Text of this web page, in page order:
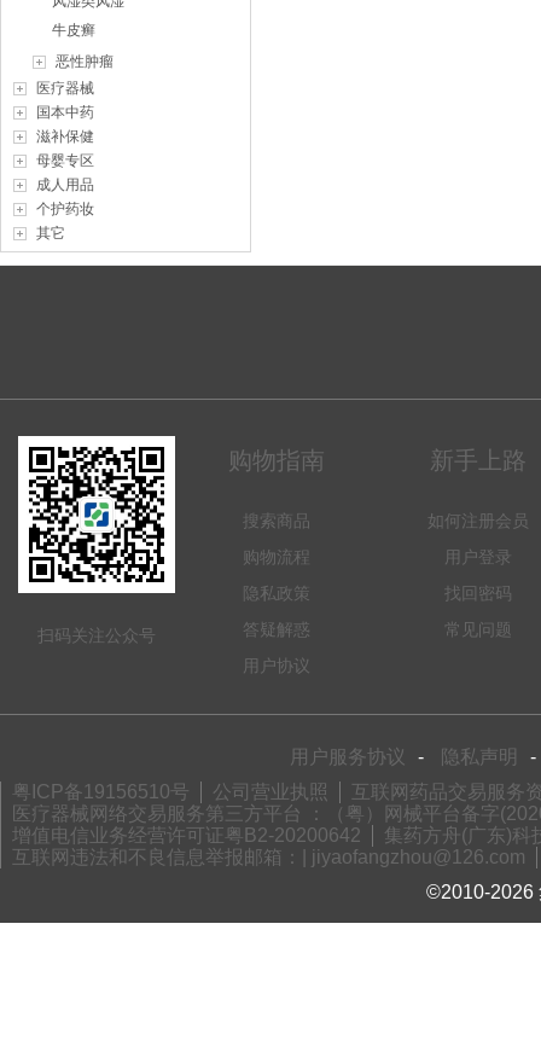
牛皮癣
恶性肿瘤
医疗器械
国本中药
滋补保健
母婴专区
成人用品
个护药妆
其它
扫码关注公众号
购物指南
搜索商品
购物流程
隐私政策
答疑解惑
用户协议
新手上路
如何注册会员
用户登录
找回密码
常见问题
用户服务协议 - 隐私声明
-
粤ICP备19156510号
公司营业执照
互联网药品交易服务
医疗器械网络交易服务第三方平台 ：（粤）网械平台备字
增值电信业务经营许可证粤B2-20200642
集药方舟(广东)科
互联网违法和不良信息举报邮箱：| jiyaofangzhou@126.com
©2010-2026